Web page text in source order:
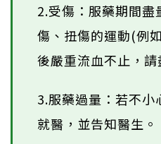
2.受傷：服藥期間盡
傷、扭傷的運動(例
後嚴重流血不止，請
3.服藥過量：若不小
就醫，並告知醫生。